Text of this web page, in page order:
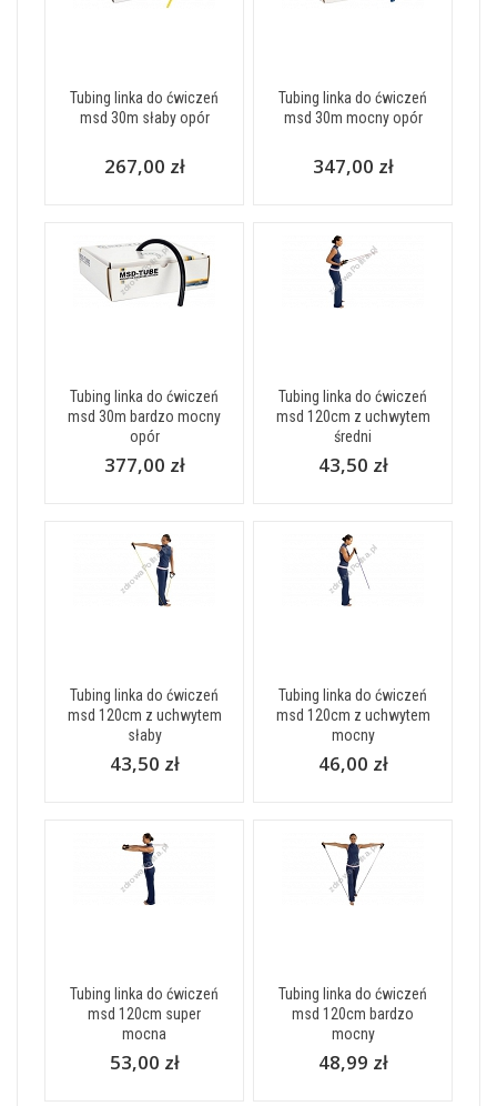
Tubing linka do ćwiczeń
msd 30m słaby opór
267,00 zł
Tubing linka do ćwiczeń
msd 30m mocny opór
347,00 zł
Tubing linka do ćwiczeń
msd 30m bardzo mocny
opór
377,00 zł
Tubing linka do ćwiczeń
msd 120cm z uchwytem
średni
43,50 zł
Tubing linka do ćwiczeń
msd 120cm z uchwytem
słaby
43,50 zł
Tubing linka do ćwiczeń
msd 120cm z uchwytem
mocny
46,00 zł
Tubing linka do ćwiczeń
msd 120cm super
mocna
53,00 zł
Tubing linka do ćwiczeń
msd 120cm bardzo
mocny
48,99 zł